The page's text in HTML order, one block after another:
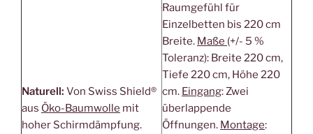
Naturell: Von Swiss Shield®
aus Öko-Baumwolle mit
hoher Schirmdämpfung.
Raumgefühl für
Einzelbetten bis 220 cm
Breite. Maße (+/- 5 %
Toleranz): Breite 220 cm,
Tiefe 220 cm, Höhe 220
cm. Eingang: Zwei
überlappende
Öffnungen. Montage: